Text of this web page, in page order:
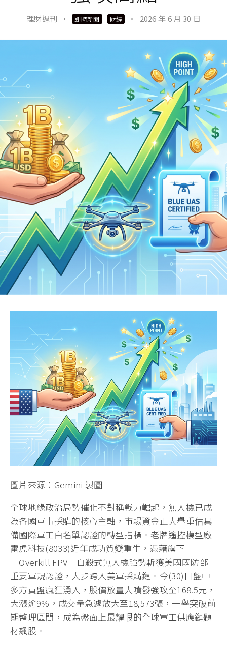
理財週刊 · 即時新聞 財經 · 2026 年 6 月 30 日
圖片來源：Gemini 製圖
全球地緣政治局勢催化不對稱戰力崛起，無人機已成
為各國軍事採購的核心主軸，市場資金正大舉重估具
備國際軍工白名單認證的轉型指標。老牌遙控模型廠
雷虎科技(8033)近年成功質變重生，憑藉旗下
「Overkill FPV」自殺式無人機強勢斬獲美國國防部
重要軍規認證，大步跨入美軍採購鏈。今(30)日盤中
多方買盤瘋狂湧入，股價放量大噴發強攻至168.5元，
大漲逾9%，成交量急遽放大至18,573張，一舉突破前
期整理區間，成為盤面上最耀眼的全球軍工供應鏈題
材飆股。